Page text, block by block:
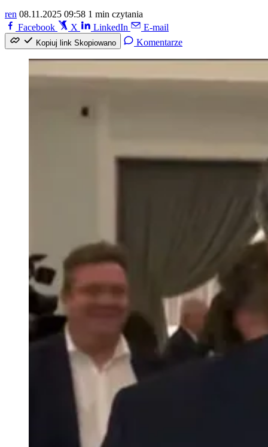
ren 08.11.2025 09:58 1 min czytania
Facebook
X LinkedIn E-mail
Kopiuj link Skopiowano Komentarze